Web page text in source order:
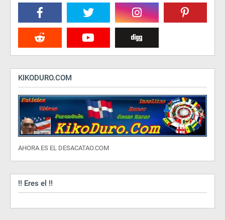
KIKODURO.COM
AHORA ES EL DESACATAO.COM
!! Eres el !!